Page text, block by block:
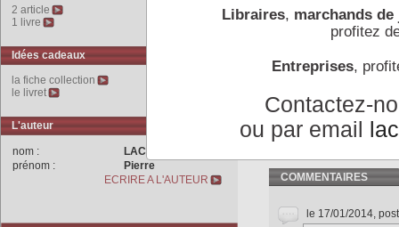
2 article
1 livre
Idées cadeaux
la fiche collection
le livret
L'auteur
nom :
LACHET
prénom :
Pierre
ECRIRE A L'AUTEUR
de l'automobile.
En raison des
l'industrialisation de la
d'abandonner son
se prolonge jusqu'en
COMMENTAIRES
le 17/01/2014,
Libraires, marchands de
profitez
Entreprises,
Contactez-
ou par email